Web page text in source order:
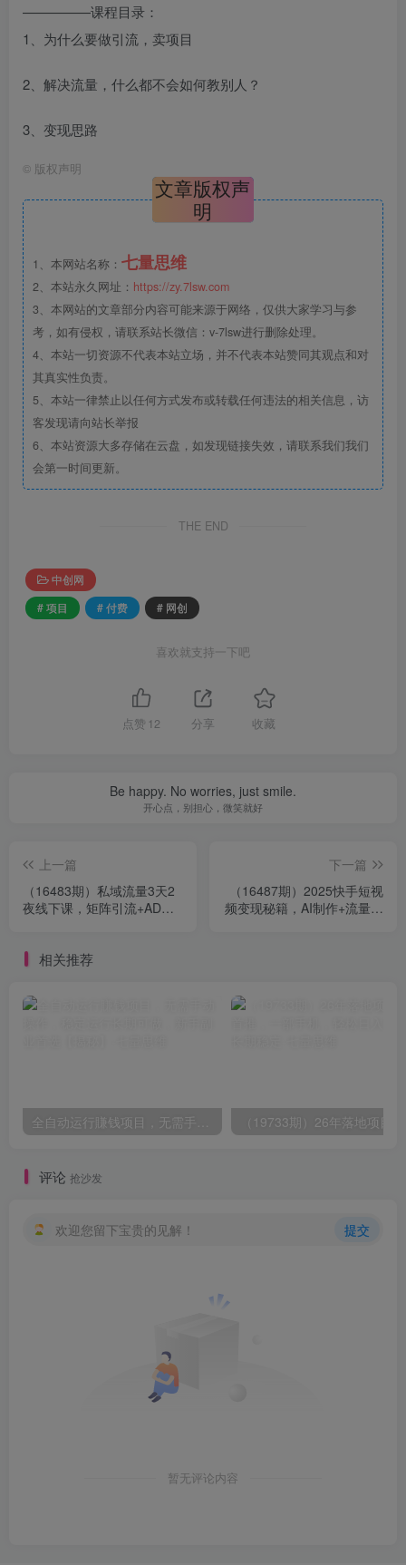
—————课程目录：
1、为什么要做引流，卖项目
2、解决流量，什么都不会如何教别人？
3、变现思路
© 版权声明
文章版权声
明
1、本网站名称： 七量思维
2、本站永久网址： https://zy.7lsw.com
3、本网站的文章部分内容可能来源于网络，仅供大家学习与参
考，如有侵权，请联系站长微信：v-7lsw进行删除处理。
4、本站一切资源不代表本站立场，并不代表本站赞同其观点和对
其真实性负责。
5、本站一律禁止以任何方式发布或转载任何违法的相关信息，访
客发现请向站长举报
6、本站资源大多存储在云盘，如发现链接失效，请联系我们我们
会第一时间更新。
THE END
中创网
# 项目
# 付费 # 网创
喜欢就支持一下吧
点赞 12 分享 收藏
Be happy. No worries, just smile.
开心点，别担心，微笑就好
上一篇
（16483期）私域流量3天2
夜线下课，矩阵引流+AD投
下一篇
（16487期）2025快手短视
频变现秘籍，AI制作+流量优
相关推荐
全自动运行賺钱项目，无需手动操作，稳定运行长期可做，新手副业首选【揭秘】
评论 抢沙发
欢迎您留下宝贵的见解！ 提交
暂无评论内容